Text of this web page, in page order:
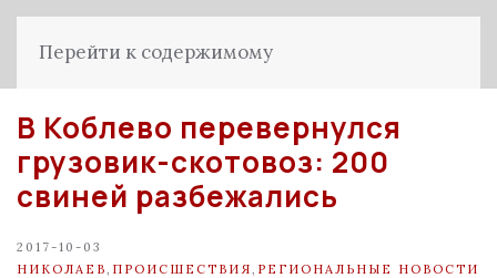
Перейти к содержимому
В Коблево перевернулся
грузовик-скотовоз: 200
свиней разбежались
2017-10-03
НИКОЛАЕВ ПРОИСШЕСТВИЯ РЕГИОНАЛЬНЫЕ НОВОСТИ